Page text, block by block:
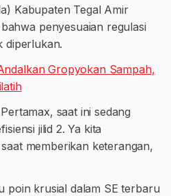
Kabupaten Tegal Amir
penyesuaian regulasi
diperlukan.
Gropyokan Sampah,
saat ini sedang
jilid 2. Ya kita
memberikan keterangan,
poin krusial dalam SE terbaru